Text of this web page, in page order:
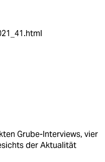
Grube-Interviews, vier
der Aktualität